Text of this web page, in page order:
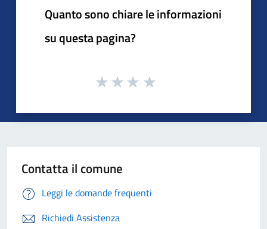
Quanto sono chiare le informazioni
su questa pagina?
Contatta il comune
Leggi le domande frequenti
Richiedi Assistenza